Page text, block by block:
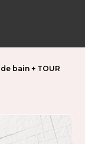
bain + TOUR